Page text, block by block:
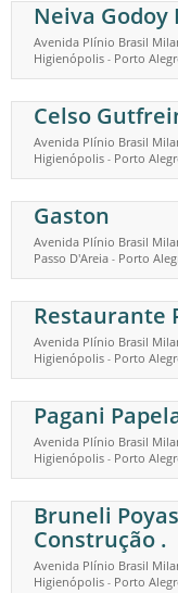
Neiva Godoy
Avenida Plínio Brasil
Higienópolis - Porto
Celso
Avenida Plínio Brasil
Higienópolis - Porto
Gaston
Avenida Plínio Brasil
Passo D'Areia - Porto
Restaurante
Avenida Plínio Brasil
Higienópolis - Porto
Pagani
Avenida Plínio Brasil
Higienópolis - Porto
Bruneli
Construção .
Avenida Plínio Brasil
Higienópolis - Porto